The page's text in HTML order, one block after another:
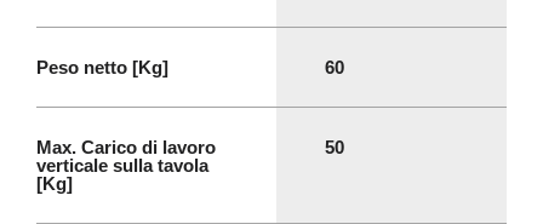
Peso netto [Kg] 60
Max. Carico di lavoro
verticale sulla tavola
[Kg]
50